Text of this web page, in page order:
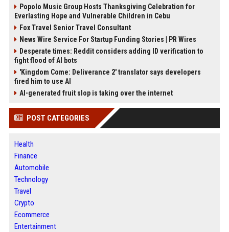
Popolo Music Group Hosts Thanksgiving Celebration for
Everlasting Hope and Vulnerable Children in Cebu
Fox Travel Senior Travel Consultant
News Wire Service For Startup Funding Stories | PR Wires
Desperate times: Reddit considers adding ID verification to
fight flood of AI bots
'Kingdom Come: Deliverance 2' translator says developers
fired him to use AI
AI-generated fruit slop is taking over the internet
POST CATEGORIES
Health
Finance
Automobile
Technology
Travel
Crypto
Ecommerce
Entertainment